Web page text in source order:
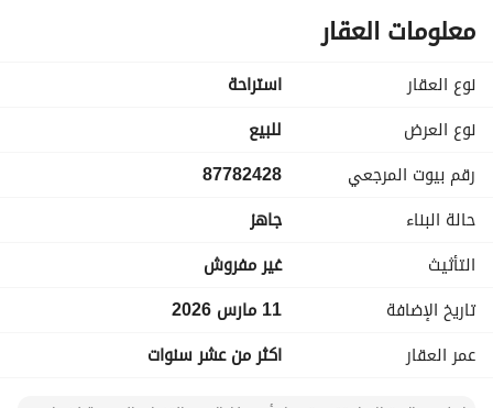
والخصوصية.
- **عدد الحمامات:** 3 حمامات مصانة جيداً، مصممة لراحتك.
بسهولة دون أي متاعب.
الهدوء وسهولة الوصول إلى المرافق المحلية.
- **الكهرباء:** إمداد موثوق للكهرباء.
- **المياه:** إمداد مستمر بالمياه يضمن تلبية احتياجاتك.
- **الصرف الصحي:** أنظمة صرف صحي مناسبة لضمان راحتك.
معلومات العقار
نوع العقار
استراحة
نوع العرض
للبيع
رقم بيوت المرجعي
87782428
حالة البناء
جاهز
التأثيث
غير مفروش
تاريخ الإضافة
11 مارس 2026
عمر العقار
اكثر من عشر سنوات